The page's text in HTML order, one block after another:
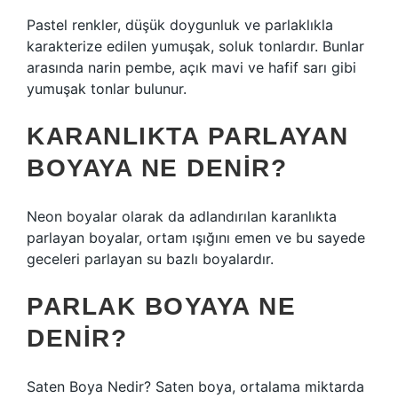
Pastel renkler, düşük doygunluk ve parlaklıkla
karakterize edilen yumuşak, soluk tonlardır. Bunlar
arasında narin pembe, açık mavi ve hafif sarı gibi
yumuşak tonlar bulunur.
KARANLIKTA PARLAYAN
BOYAYA NE DENIR?
Neon boyalar olarak da adlandırılan karanlıkta
parlayan boyalar, ortam ışığını emen ve bu sayede
geceleri parlayan su bazlı boyalardır.
PARLAK BOYAYA NE
DENIR?
Saten Boya Nedir? Saten boya, ortalama miktarda